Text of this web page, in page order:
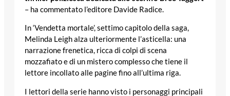
– ha commentato l’editore Davide Radice.
In ‘Vendetta mortale’, settimo capitolo della saga,
Melinda Leigh alza ulteriormente l’asticella: una
narrazione frenetica, ricca di colpi di scena
mozzafiato e di un mistero complesso che tiene il
lettore incollato alle pagine fino all’ultima riga.
I lettori della serie hanno visto i personaggi principali